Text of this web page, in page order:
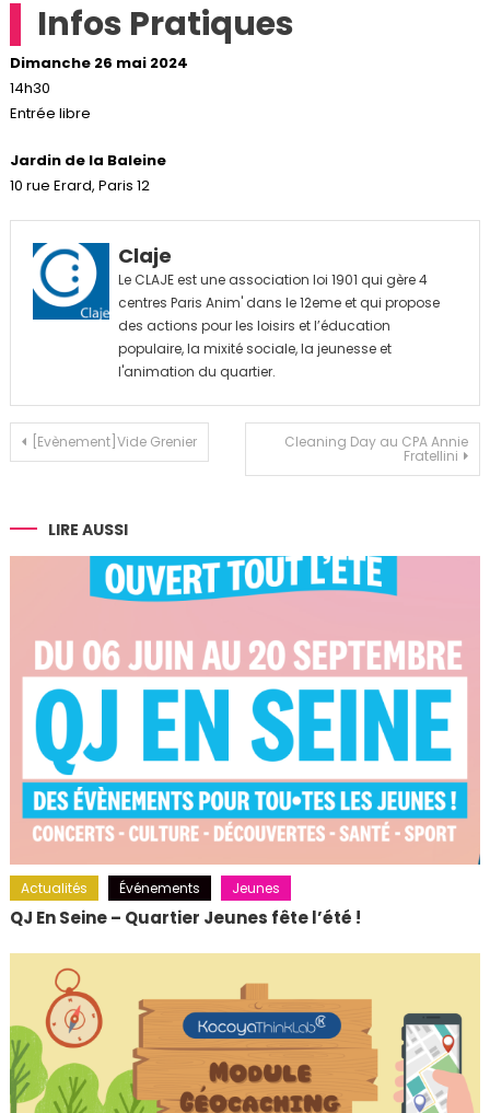
Infos Pratiques
Dimanche 26 mai 2024
14h30
Entrée libre
Jardin de la Baleine
10 rue Erard, Paris 12
Claje
Le CLAJE est une association loi 1901 qui gère 4
centres Paris Anim' dans le 12eme et qui propose
des actions pour les loisirs et l’éducation
populaire, la mixité sociale, la jeunesse et
l'animation du quartier.
Navigation
l’article
[Evènement]Vide Grenier Cleaning Day au CPA Annie
Fratellini
LIRE AUSSI
Actualités Événements Jeunes
QJ En Seine – Quartier Jeunes fête l’été !